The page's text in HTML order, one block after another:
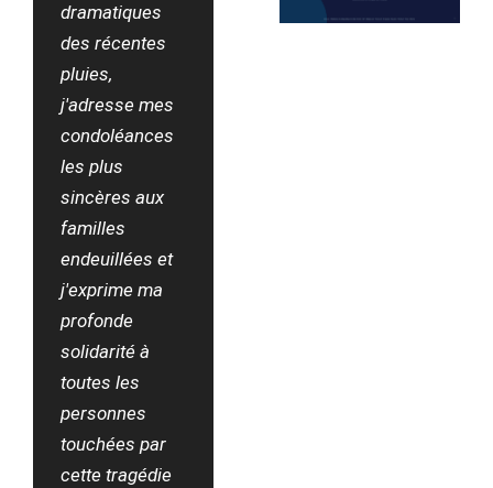
dramatiques
des récentes
pluies,
j'adresse mes
condoléances
les plus
sincères aux
familles
endeuillées et
j'exprime ma
profonde
solidarité à
toutes les
personnes
touchées par
cette tragédie